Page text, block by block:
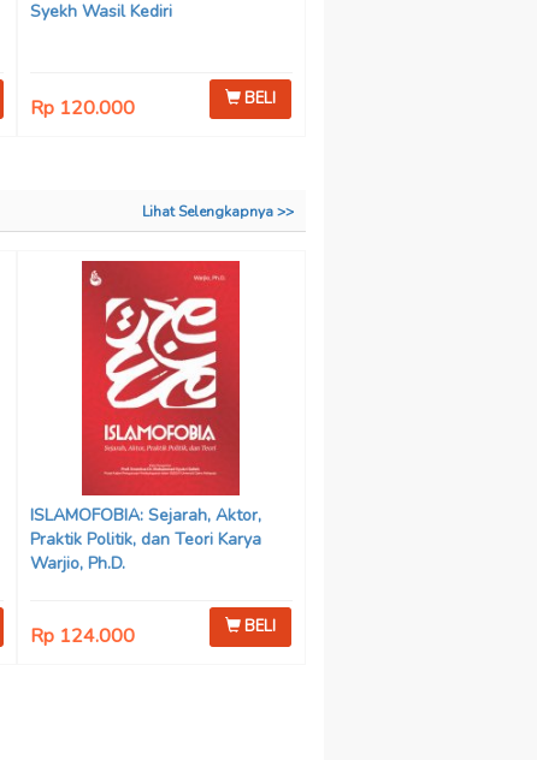
Syekh Wasil Kediri
Rp 120.000 BELI
Lihat Selengkapnya >>
ISLAMOFOBIA: Sejarah, Aktor,
Praktik Politik, dan Teori Karya
Warjio, Ph.D.
Rp 124.000 BELI